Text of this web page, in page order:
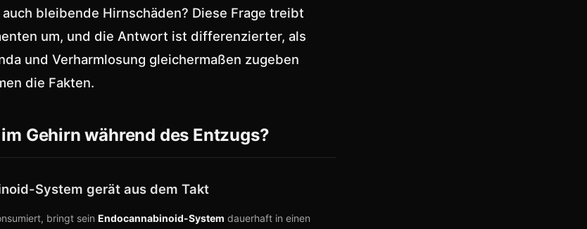
bleibende Hirnschäden? Diese Frage treibt
um, und die Antwort ist differenzierter, als
und Verharmlosung gleichermaßen zugeben
die Fakten.
Gehirn während des Entzugs?
System gerät aus dem Takt
bringt sein Endocannabinoid-System dauerhaft in einen